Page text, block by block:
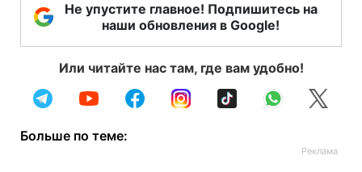
Не упустите главное! Подпишитесь на
наши обновления в Google!
Или читайте нас там, где вам удобно!
Больше по теме: